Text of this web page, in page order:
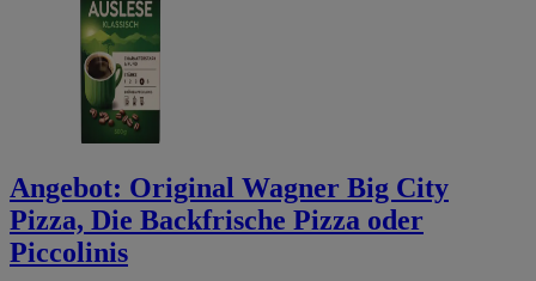
Angebot: Original Wagner Big City
Pizza, Die Backfrische Pizza oder
Piccolinis